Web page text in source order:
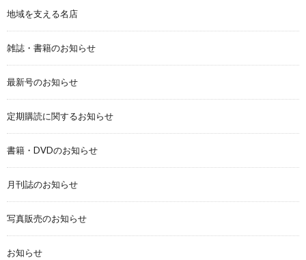
地域を支える名店
雑誌・書籍のお知らせ
最新号のお知らせ
定期購読に関するお知らせ
書籍・DVDのお知らせ
月刊誌のお知らせ
写真販売のお知らせ
お知らせ